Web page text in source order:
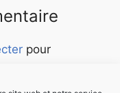
pour